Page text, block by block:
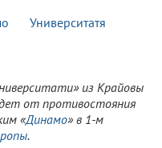
Университатя
из Крайовы
от противостояния
«Динамо» в 1-м
.